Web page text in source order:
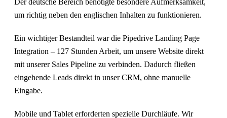
Der deutsche Bereich benötigte besondere Aufmerksamkeit,
um richtig neben den englischen Inhalten zu funktionieren.
Ein wichtiger Bestandteil war die Pipedrive Landing Page
Integration – 127 Stunden Arbeit, um unsere Website direkt
mit unserer Sales Pipeline zu verbinden. Dadurch fließen
eingehende Leads direkt in unser CRM, ohne manuelle
Eingabe.
Mobile und Tablet erforderten spezielle Durchläufe. Wir